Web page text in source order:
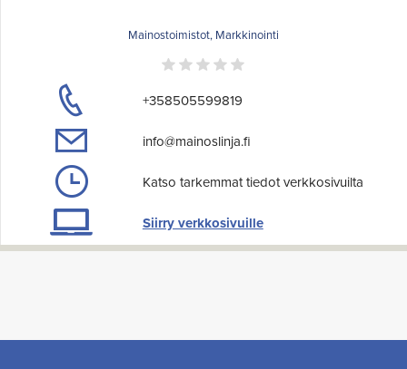
Mainostoimistot, Markkinointi
+358505599819
info@mainoslinja.fi
Katso tarkemmat tiedot verkkosivuilta
Siirry verkkosivuille